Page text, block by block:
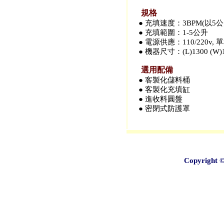
規格
● 充填速度：3BPM(以5
● 充填範圍：1-5公升
● 電源供應：110/220v,
● 機器尺寸：(L)1300
選用配備
● 客製化儲料桶
● 客製化充填缸
● 進收料圓盤
● 密閉式防護罩
Copyright